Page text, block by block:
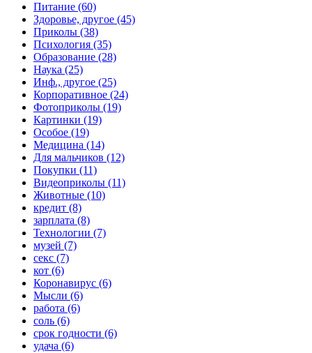
Питание (60)
Здоровье, другое (45)
Приколы (38)
Психология (35)
Образование (28)
Наука (25)
Инф., другое (25)
Корпоративное (24)
Фотоприколы (19)
Картинки (19)
Особое (19)
Медицина (14)
Для мальчиков (12)
Покупки (11)
Видеоприколы (11)
Животные (10)
кредит (8)
зарплата (8)
Технологии (7)
музей (7)
секс (7)
кот (6)
Коронавирус (6)
Мысли (6)
работа (6)
соль (6)
срок годности (6)
удача (6)